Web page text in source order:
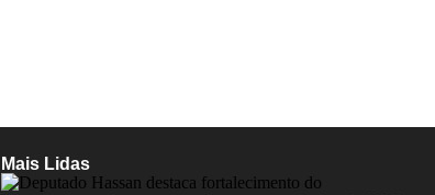
Mais Lidas